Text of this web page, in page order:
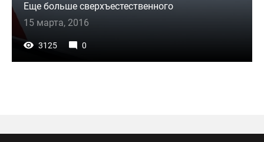
Еще больше сверхъестественного
15 марта, 2016
3125 0